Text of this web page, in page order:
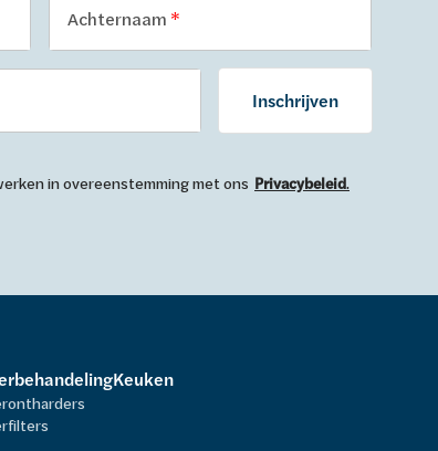
Achternaam
Inschrijven
in overeenstemming met ons Privacybeleid.
Keuken